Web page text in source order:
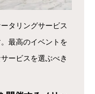
タリングサービス
最高のイベントを
ービスを選ぶべき